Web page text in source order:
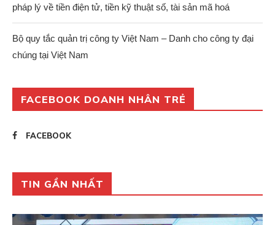
pháp lý về tiền điện tử, tiền kỹ thuật số, tài sản mã hoá
Bộ quy tắc quản trị công ty Việt Nam – Danh cho công ty đại
chúng tại Việt Nam
FACEBOOK DOANH NHÂN TRẺ
FACEBOOK
TIN GẦN NHẤT